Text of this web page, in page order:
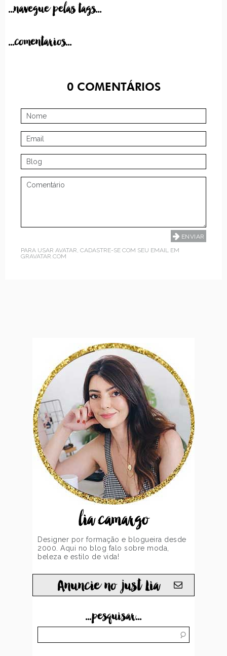
...navegue pelas tags...
...comentarios...
0COMENTÁRIOS
PARA USAR AVATAR, CADASTRE-SE COM SEU EMAIL EM
GRAVATAR.COM
lia camargo
Designer por formação e blogueira desde
2000. Aqui no blog falo sobre moda,
beleza e estilo de vida!
Anuncie no just Lia
...pesquisar...